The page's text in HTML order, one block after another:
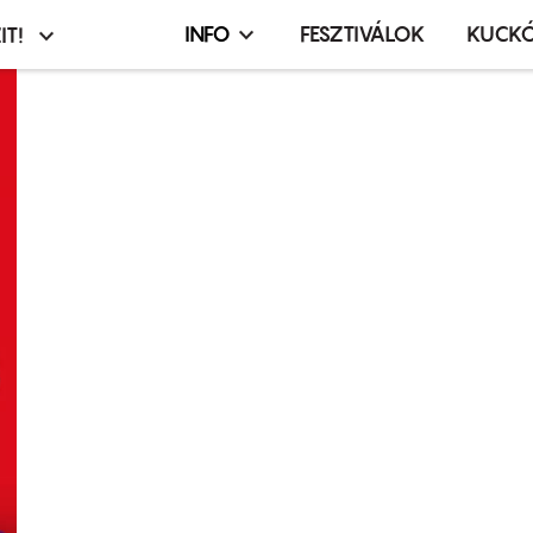
Infó,
INFO FESZTIVÁLOK